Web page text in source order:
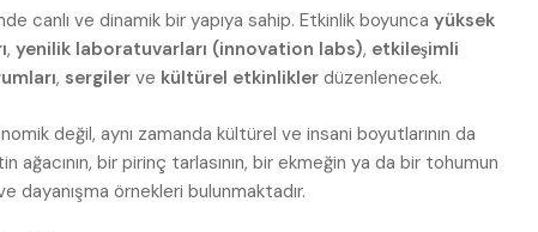
canlı ve dinamik bir yapıya sahip. Etkinlik boyunca yüksek
, yenilik laboratuvarları (innovation labs), etkileşimli
, sergiler ve kültürel etkinlikler düzenlenecek.
değil, aynı zamanda kültürel ve insani boyutlarının da
ağacının, bir pirinç tarlasının, bir ekmeğin ya da bir tohumun
dayanışma örnekleri bulunmaktadır.